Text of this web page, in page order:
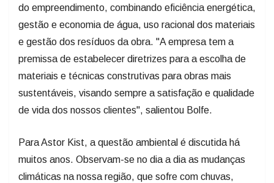
do empreendimento, combinando eficiência energética,
gestão e economia de água, uso racional dos materiais
e gestão dos resíduos da obra. "A empresa tem a
premissa de estabelecer diretrizes para a escolha de
materiais e técnicas construtivas para obras mais
sustentáveis, visando sempre a satisfação e qualidade
de vida dos nossos clientes", salientou Bolfe.
Para Astor Kist, a questão ambiental é discutida há
muitos anos. Observam-se no dia a dia as mudanças
climáticas na nossa região, que sofre com chuvas,